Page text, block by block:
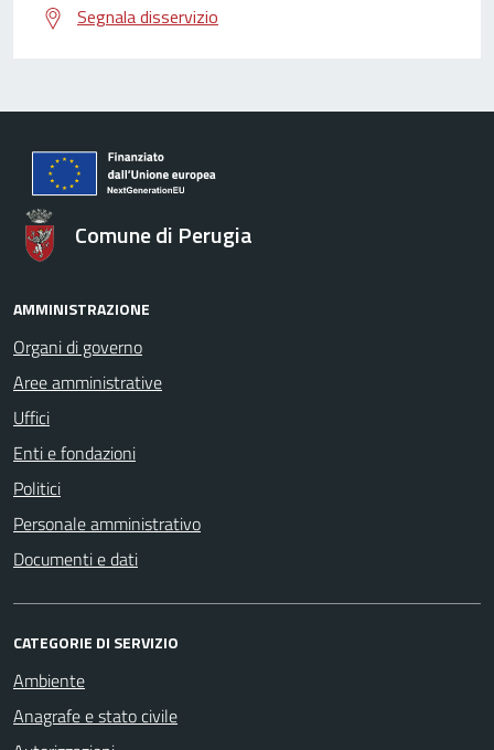
Segnala disservizio
Comune di Perugia
AMMINISTRAZIONE
Organi di governo
Aree amministrative
Uffici
Enti e fondazioni
Politici
Personale amministrativo
Documenti e dati
CATEGORIE DI SERVIZIO
Ambiente
Anagrafe e stato civile